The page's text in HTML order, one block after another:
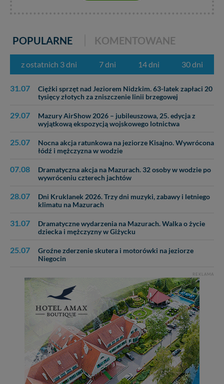
POPULARNE KOMENTOWANE
z ostatnich 3 dni 7 dni 14 dni 30 dni
31.07
Ciężki sprzęt nad Jeziorem Nidzkim. 63-latek zapłaci 20
tysięcy złotych za zniszczenie linii brzegowej
29.07
Mazury AirShow 2026 – jubileuszowa, 25. edycja z
wyjątkową ekspozycją wojskowego lotnictwa
25.07
Nocna akcja ratunkowa na jeziorze Kisajno. Wywrócona
łódź i mężczyzna w wodzie
07.08
Dramatyczna akcja na Mazurach. 32 osoby w wodzie po
wywróceniu czterech jachtów
28.07
Dni Kruklanek 2026. Trzy dni muzyki, zabawy i letniego
klimatu na Mazurach
31.07
Dramatyczne wydarzenia na Mazurach. Walka o życie
dziecka i mężczyzny w Giżycku
25.07
Groźne zderzenie skutera i motorówki na jeziorze
Niegocin
REKLAMA
tych plików - w pewnych przypadkach nie możemy tego
Dziękujemy, i życzmy miłego odkrywania Mazur na
nowo...